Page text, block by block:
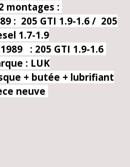
montages :
: 205 GTI 1.9-1.6 / 205
1.7-1.9
: 205 GTI 1.9-1.6
: LUK
+ butée + lubrifiant
neuve